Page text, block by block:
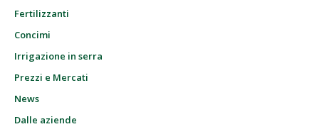
Fertilizzanti
Concimi
Irrigazione in serra
Prezzi e Mercati
News
Dalle aziende